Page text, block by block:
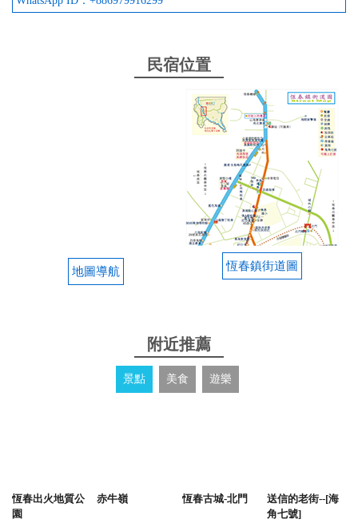
民宿位置
地圖導航 恆春鎮街道圖
附近推薦
景點 美食 遊樂
恆春出火地質公
園
赤牛嶺 恆春古城-北門
送信的老街--[海
角七號]